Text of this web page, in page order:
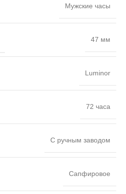
Мужские часы
47 мм
Luminor
72 часа
С ручным заводом
Сапфировое